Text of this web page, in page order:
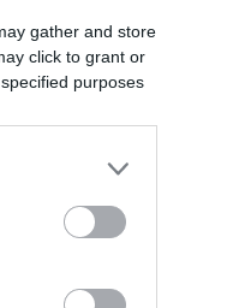
gather and store
click to grant or
purposes
2 napja
Megvan, mikor